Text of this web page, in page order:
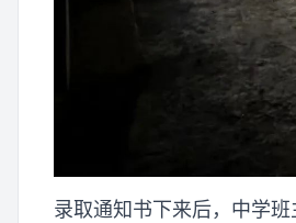
录取通知书下来后，中学